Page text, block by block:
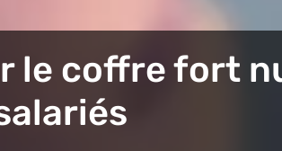
le coffre fort